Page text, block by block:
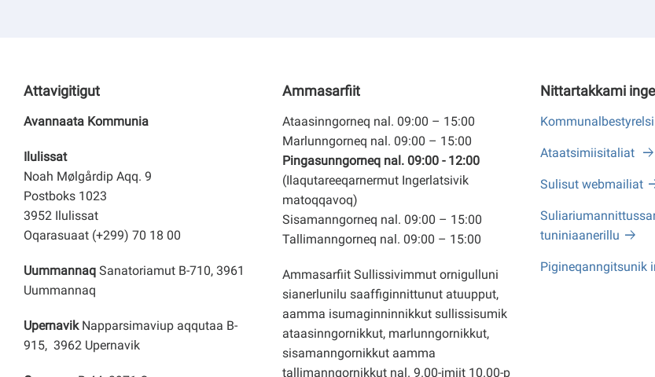
Attavigitigut
Avannaata Kommunia
Ilulissat
Noah Mølgårdip Aqq. 9
Postboks 1023
3952 Ilulissat
Oqarasuaat (+299) 70 18 00
Uummannaq Sanatoriamut B-710, 3961
Uummannaq
Upernavik Napparsimaviup aqqutaa B-
915, 3962 Upernavik
Ammasarfiit
Ataasinngorneq nal. 09:00 – 15:00
Marlunngorneq nal. 09:00 – 15:00
Pingasunngorneq nal. 09:00 - 12:00
(Ilaqutareeqarnermut Ingerlatsivik
matoqqavoq)
Sisamanngorneq nal. 09:00 – 15:00
Tallimanngorneq nal. 09:00 – 15:00
Ammasarfiit Sullissivimmut ornigulluni
sianerlunilu saaffiginnittunut atuupput,
aamma isumaginninnikkut sullissisumik
ataasinngornikkut, marlunngornikkut,
sisamanngornikkut aamma
tallimanngornikkut nal. 9.00-imiit 10.00-p
Nittartakkami
Kommunalbestyrelsi
Ataatsimiisitaliat
Sulisut webmailiat
tuniniaanerillu
Pigineqanngitsunik